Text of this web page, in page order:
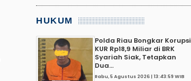
HUKUM
Polda Riau Bongkar Korupsi
KUR Rp18,9 Miliar di BRK
Syariah Siak, Tetapkan
Dua...
Rabu, 5 Agustus 2026 | 13:43:59 WIB